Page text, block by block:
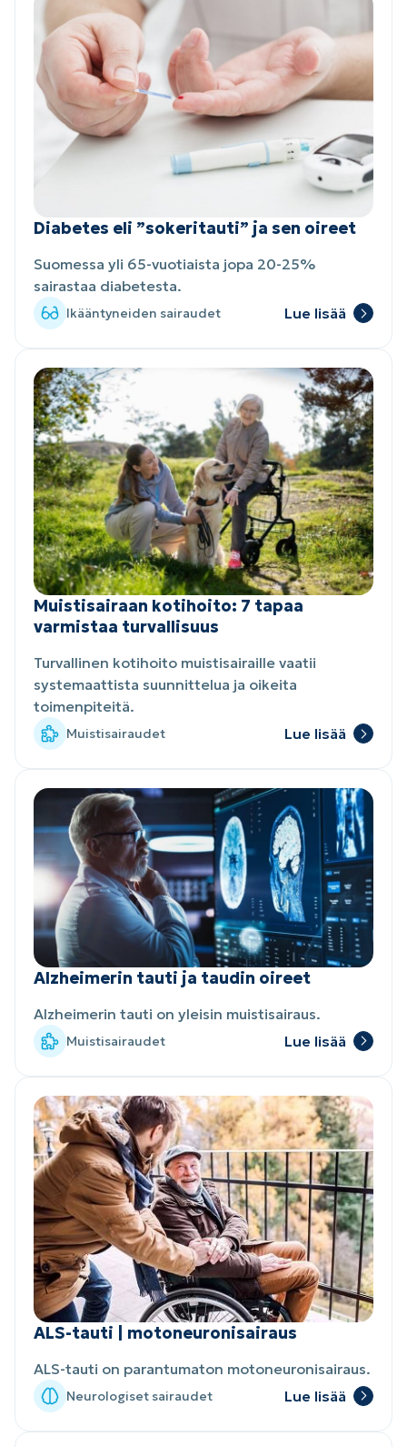
Diabetes eli ”sokeritauti” ja sen oireet
Suomessa yli 65-vuotiaista jopa 20-25%
sairastaa diabetesta.
Ikääntyneiden sairaudet Lue lisää
Muistisairaan kotihoito: 7 tapaa
varmistaa turvallisuus
Turvallinen kotihoito muistisairaille vaatii
systemaattista suunnittelua ja oikeita
toimenpiteitä.
Muistisairaudet Lue lisää
Alzheimerin tauti ja taudin oireet
Alzheimerin tauti on yleisin muistisairaus.
Muistisairaudet Lue lisää
ALS-tauti | motoneuronisairaus
ALS-tauti on parantumaton motoneuronisairaus.
Neurologiset sairaudet Lue lisää